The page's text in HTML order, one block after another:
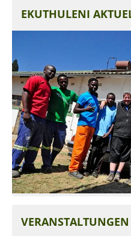
EKUTHULENI
VERANSTALTUNGEN